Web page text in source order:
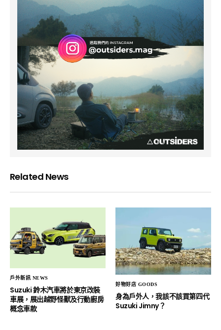
Related News
戶外新訊 NEWS
Suzuki 鈴木汽車將於東京改裝
車展，展出越野怪獸及行動廚房
概念車款
好物好店 GOODS
身為戶外人，我該不該買第四代
Suzuki Jimny？